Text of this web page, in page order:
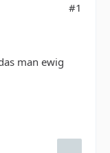
#1
man ewig